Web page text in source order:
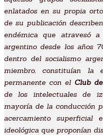
enlatados en su propia
de su publicación
endémica que atravesó
argentino desde los años
dentro del socialismo
miembro, constituían la
permanente con el Club
de los intelectuales de
mayoría de la conducción
acercamiento superficial
ideológica que proponían